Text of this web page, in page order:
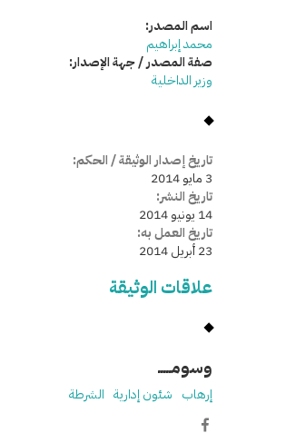
اسم المصدر:
محمد إبراهيم
صفة المصدر / جهة الإصدار:
وزير الداخلية
تاريخ إصدار الوثيقة / الحكم:
3 مايو 2014
تاريخ النشر:
14 يونيو 2014
تاريخ العمل به:
23 أبريل 2014
علاقات الوثيقة
وسومـــــ
إرهاب شئون إدارية الشرطة